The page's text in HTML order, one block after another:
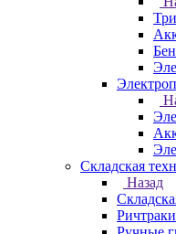
Складская
Назад
Ричтраки